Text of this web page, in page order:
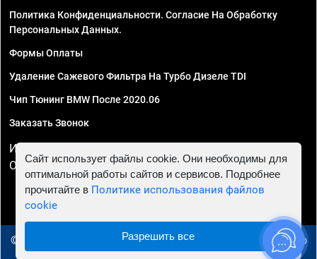
Политика Конфиденциальности. Согласие На Обработку
Персональных Данных.
Формы Оплаты
Удаление Сажевого Фильтра На Турбо Дизеле TDI
Чип Тюнинг BMW После 2020.06
Заказать Звонок
ИП Смирнов Георгий Павлович. ИНН 781302555843,
ОГРНИП 324470400032610
© 2010 - 2026 Чип тюнинг в Иваново - Автосервис "Евро
Сайт использует файлы cookie. Они необходимы для
оптимальной работы сайтов и сервисов. Подробнее
прочитайте в Политике использования файлов
cookie
Разрешить все